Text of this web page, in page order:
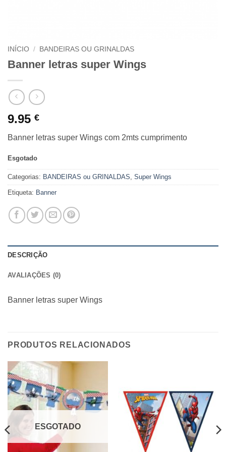
INÍCIO / BANDEIRAS OU GRINALDAS
Banner letras super Wings
9.95 €
Banner letras super Wings com 2mts cumprimento
Esgotado
Categorias: BANDEIRAS ou GRINALDAS, Super Wings
Etiqueta: Banner
DESCRIÇÃO
AVALIAÇÕES (0)
Banner letras super Wings
PRODUTOS RELACIONADOS
ESGOTADO